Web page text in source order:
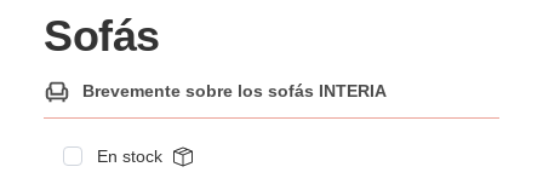
Sofás
Brevemente sobre los sofás INTERIA
En stock